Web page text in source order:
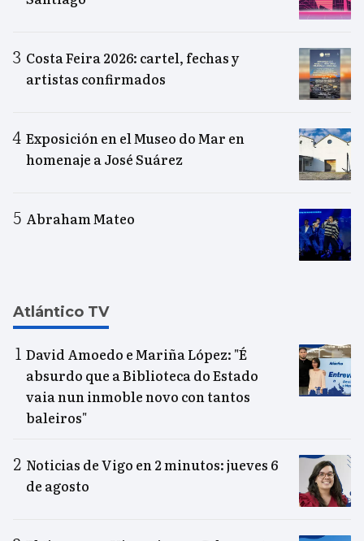
Costa Feira 2026: cartel, fechas y
artistas confirmados
Exposición en el Museo do Mar en
homenaje a José Suárez
Abraham Mateo
Atlántico TV
David Amoedo e Mariña López: "É
absurdo que a Biblioteca do Estado
vaia nun inmoble novo con tantos
baleiros"
Noticias de Vigo en 2 minutos: jueves 6
de agosto